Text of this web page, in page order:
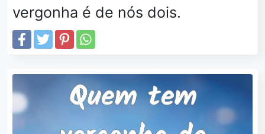
vergonha é de nós dois.